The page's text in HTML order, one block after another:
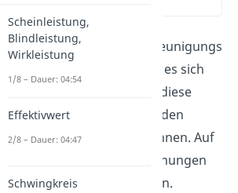
Besonders auf den Beschleunigungs
-und Ablenkvorgang lohnt es sich
einen Blick zu werfen, um diese
auch mit den entsprechenden
Formeln berechnen zu können. Auf
diese Formeln und Berechnungen
gehen wir im Folgenden ein.
Scheinleistung,
Blindleistung,
Wirkleistung
1/8 – Dauer: 04:54
Effektivwert
2/8 – Dauer: 04:47
Schwingkreis